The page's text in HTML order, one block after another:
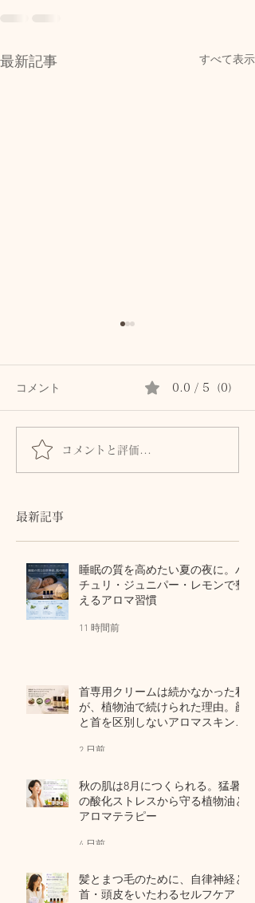
最新記事 すべて表示
猛暑の日々に。私が6月か
ら毎日続けている「炭酸
ア
コメント 0.0 / 5（0）
コメントと評価...
最新記事
睡眠の質を高めたい夏の夜に。パ
チュリ・ジュニパー・レモンで整
えるアロマ習慣
11 時間前
首専用クリームは続かなかった私
が、植物油で続けられた理由。顔
と首を区別しないアロマスキンケ
2 日前
秋の肌は8月につくられる。猛暑
の酸化ストレスから守る植物油と
アロマテラピー
4 日前
髪とまつ毛のために、自律神経と
首・頭皮をいたわるセルフケア